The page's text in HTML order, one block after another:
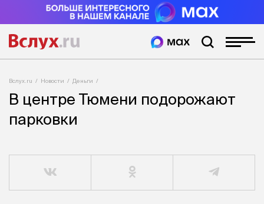
Вслух.ru Новости Деньги
В центре Тюмени подорожают
парковки